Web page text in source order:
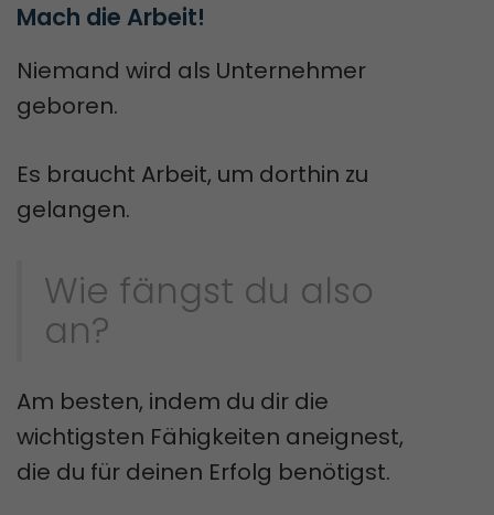
Mach die Arbeit!
Niemand wird als Unternehmer
geboren.
Es braucht Arbeit, um dorthin zu
gelangen.
Wie fängst du also
an?
Am besten, indem du dir die
wichtigsten Fähigkeiten aneignest,
die du für deinen Erfolg benötigst.